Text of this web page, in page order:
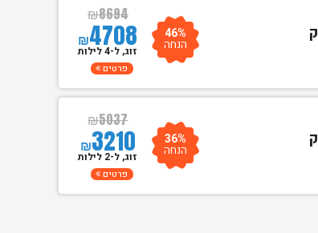
₪8694
₪4708 46%
הנחה זוג, ל-4 לילות
פרטים
₪5037
₪3210 36%
הנחה זוג, ל-2 לילות
פרטים